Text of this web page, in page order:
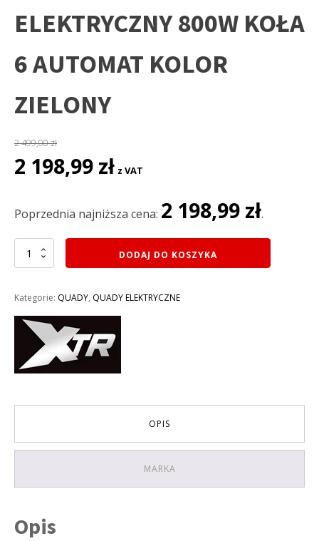
ELEKTRYCZNY 800W KOŁA
6 AUTOMAT KOLOR
ZIELONY
2 499,00zł
Pierwotna
cena
2
2 198,99 zł cena
2
z VAT
Poprzednia najniższa cena: 2 198,99 zł.
ilość
MINI
M8/6
ELEKTRYCZNY
800W
AUTOMAT
DODAJ DO KOSZYKA
Kategorie: QUADY, QUADY ELEKTRYCZNE
OPIS
MARKA
Opis